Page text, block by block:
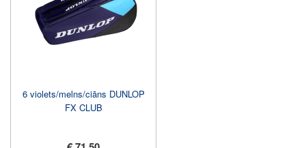
6 violets/melns/ciāns DUNLOP
FX CLUB